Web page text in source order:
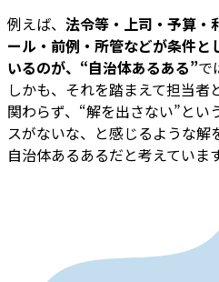
例えば、 法令等・上司・予算・
ール・前例・所管などが条件と
いるのが、“自治体あるある”で
しかも、それを踏まえて担当者
関わらず、“解を出さない”と
スがないな、と感じるような解
自治体あるあるだと考えています